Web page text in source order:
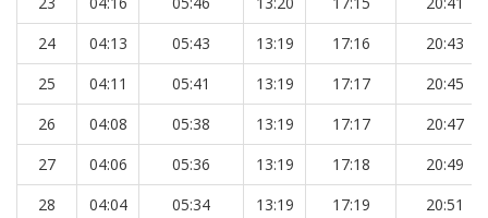
24
04:13 05:43 13:19 17:16
20:43
25
04:11 05:41 13:19 17:17
20:45
26
04:08 05:38 13:19 17:17
20:47
27
04:06 05:36 13:19 17:18
20:49
28
04:04 05:34 13:19 17:19
20:51